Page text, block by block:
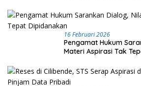
16 Februari 2026
Pengamat Hukum
Materi Aspirasi Tak